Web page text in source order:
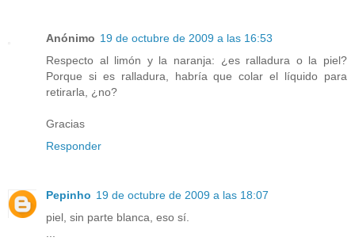
Anónimo 19 de octubre de 2009 a las 16:53
Respecto al limón y la naranja: ¿es ralladura o la piel?
Porque si es ralladura, habría que colar el líquido para
retirarla, ¿no?
Gracias
Responder
Pepinho 19 de octubre de 2009 a las 18:07
piel, sin parte blanca, eso sí.
...